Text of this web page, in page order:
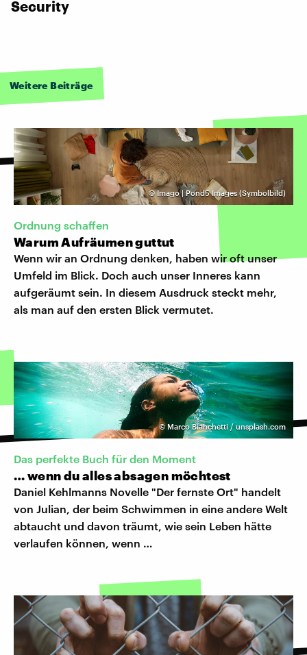
Security
Weitere Beiträge
©Imago | Pond5 Images (Symbolbild)
Ordnung schaffen
Warum Aufräumen guttut
Wenn wir an Ordnung denken, haben wir oft unser
Umfeld im Blick. Doch auch unser Inneres kann
aufgeräumt sein. In diesem Ausdruck steckt mehr,
als man auf den ersten Blick vermutet.
©Marco Bianchetti / unsplash.com
Das perfekte Buch für den Moment
… wenn du alles absagen möchtest
Daniel Kehlmanns Novelle "Der fernste Ort" handelt
von Julian, der beim Schwimmen in eine andere Welt
abtaucht und davon träumt, wie sein Leben hätte
verlaufen können, wenn …